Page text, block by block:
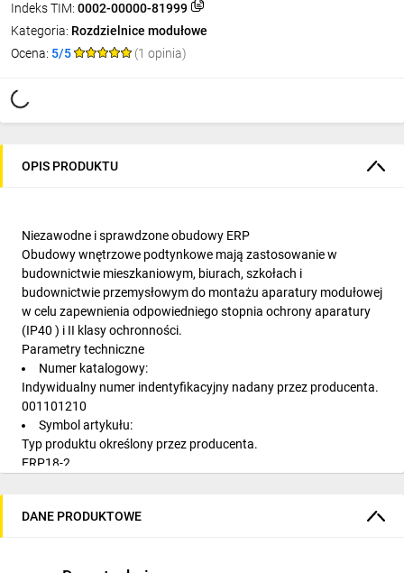
Indeks TIM: 0002-00000-81999
Kategoria: Rozdzielnice modułowe
Ocena: 5/5 (1 opinia)
OPIS PRODUKTU
Niezawodne i sprawdzone obudowy ERP
Obudowy wnętrzowe podtynkowe mają zastosowanie w
budownictwie mieszkaniowym, biurach, szkołach i
budownictwie przemysłowym do montażu aparatury modułowej
w celu zapewnienia odpowiedniego stopnia ochrony aparatury
(IP40 ) i II klasy ochronności.
Parametry techniczne
Numer katalogowy:
Indywidualny numer indentyfikacyjny nadany przez producenta.
001101210
Symbol artykułu:
Typ produktu określony przez producenta.
ERP18-2
wzmocnioną lub podwójną izolację. Nie mają połączenia z
DANE PRODUKTOWE